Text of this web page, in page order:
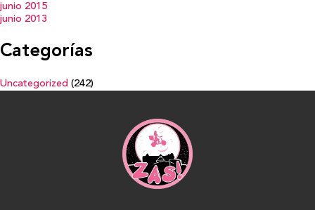
junio 2015
junio 2013
Categorías
Uncategorized (242)